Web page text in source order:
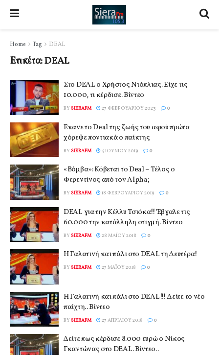
Home Tag DEAL
Ετικέτα:DEAL
Στο DEAL ο Χρήστος Νιόπλιας. Είχε τις
10.000, τι κέρδισε. Βίντεο
BY SIERAFM 27 ΦΕΒΡΟΥΑΡΊΟΥ 2023 0
Έκανε το Deal της ζωής του αφού πρώτα
χόρεψε ποντιακά ο παίκτης
BY SIERAFM 5 ΙΟΥΝΊΟΥ 2019 0
«Βόμβα»: Κόβεται το Deal – Τέλος ο
Φερεντίνος από τον Alpha;
BY SIERAFM 18 ΦΕΒΡΟΥΑΡΊΟΥ 2019 0
DEAL για την Κέλλυ Τσιόκα!! Έβγαλε τις
60.000 την κατάλληλη στιγμή. Βίντεο
BY SIERAFM 28 ΜΑΪ́ΟΥ 2018 0
Η Γαλατινή και πάλι στο DEAL τη Δευτέρα!
BY SIERAFM 27 ΜΑΪ́ΟΥ 2018 0
Η Γαλατινή και πάλι στο DEAL!!! Δείτε το νέο
παίχτη.. Βίντεο
BY SIERAFM 27 ΑΠΡΙΛΊΟΥ 2018 0
Δείτε πως κέρδισε 8.000 ευρώ ο Νίκος
Γκαντώνας στο DEAL. Βίντεο..